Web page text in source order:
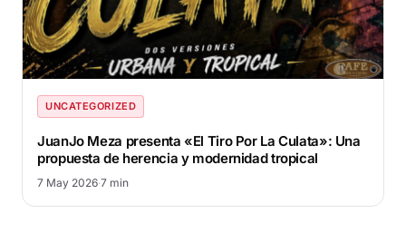
UNCATEGORIZED
JuanJo Meza presenta «El Tiro Por La Culata»: Una
propuesta de herencia y modernidad tropical
7 May 2026·7 min